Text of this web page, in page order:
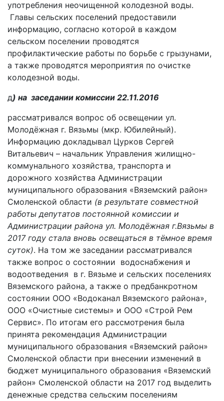
употребления неочищенной колодезной воды.
Главы сельских поселений предоставили
информацию, согласно которой в каждом
сельском поселении проводятся
профилактические работы по борьбе с грызунами,
а также проводятся мероприятия по очистке
колодезной воды.
д) на заседании комиссии 22.11.2016
рассматривался вопрос об освещении ул.
Молодёжная г. Вязьмы (мкр. Юбилейный).
Информацию докладывал Цурков Сергей
Витальевич – начальник Управления жилищно-
коммунального хозяйства, транспорта и
дорожного хозяйства Администрации
муниципального образования «Вяземский район»
Смоленской области (в результате совместной
работы депутатов постоянной комиссии и
Администрации района ул. Молодёжная г.Вязьмы в
2017 году стала вновь освещаться в тёмное время
суток). На том же заседании рассматривался
также вопрос о состоянии водоснабжения и
водоотведения в г. Вязьме и сельских поселениях
Вяземского района, а также о предбанкротном
состоянии ООО «Водоканал Вяземского района»,
ООО «Очистные системы» и ООО «Строй Рем
Сервис». По итогам его рассмотрения была
принята рекомендация Администрации
муниципального образования «Вяземский район»
Смоленской области при внесении изменений в
бюджет муниципального образования «Вяземский
район» Смоленской области на 2017 год выделить
денежные средства сельским поселениям